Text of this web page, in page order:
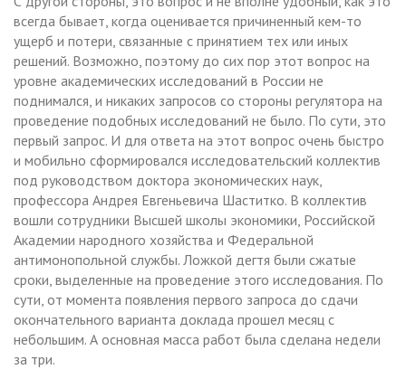
всегда бывает, когда оценивается причиненный кем-то
ущерб и потери, связанные с принятием тех или иных
решений. Возможно, поэтому до сих пор этот вопрос на
уровне академических исследований в России не
поднимался, и никаких запросов со стороны регулятора на
проведение подобных исследований не было. По сути, это
первый запрос. И для ответа на этот вопрос очень быстро
и мобильно сформировался исследовательский коллектив
под руководством доктора экономических наук,
профессора Андрея Евгеньевича Шаститко. В коллектив
вошли сотрудники Высшей школы экономики, Российской
Академии народного хозяйства и Федеральной
антимонопольной службы. Ложкой дегтя были сжатые
сроки, выделенные на проведение этого исследования. По
сути, от момента появления первого запроса до сдачи
окончательного варианта доклада прошел месяц с
небольшим. А основная масса работ была сделана недели
за три.